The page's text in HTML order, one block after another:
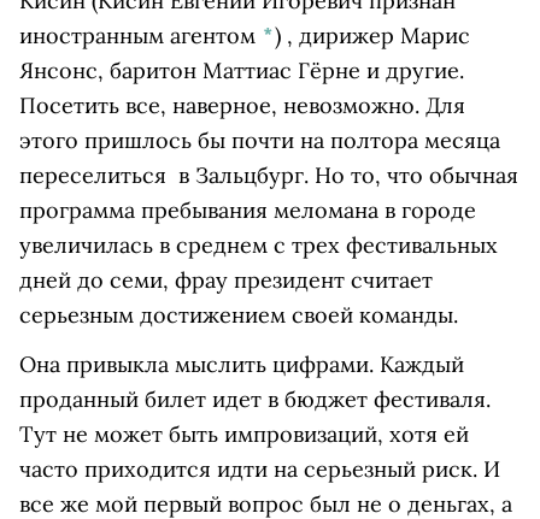
иностранным агентом *) , дирижер Марис
Янсонс, баритон Маттиас Гёрне и другие.
Посетить все, наверное, невозможно. Для
этого пришлось бы почти на полтора месяца
переселиться в Зальцбург. Но то, что обычная
программа пребывания меломана в городе
увеличилась в среднем с трех фестивальных
дней до семи, фрау президент считает
серьезным достижением своей команды.
Она привыкла мыслить цифрами. Каждый
проданный билет идет в бюджет фестиваля.
Тут не может быть импровизаций, хотя ей
часто приходится идти на серьезный риск. И
все же мой первый вопрос был не о деньгах, а